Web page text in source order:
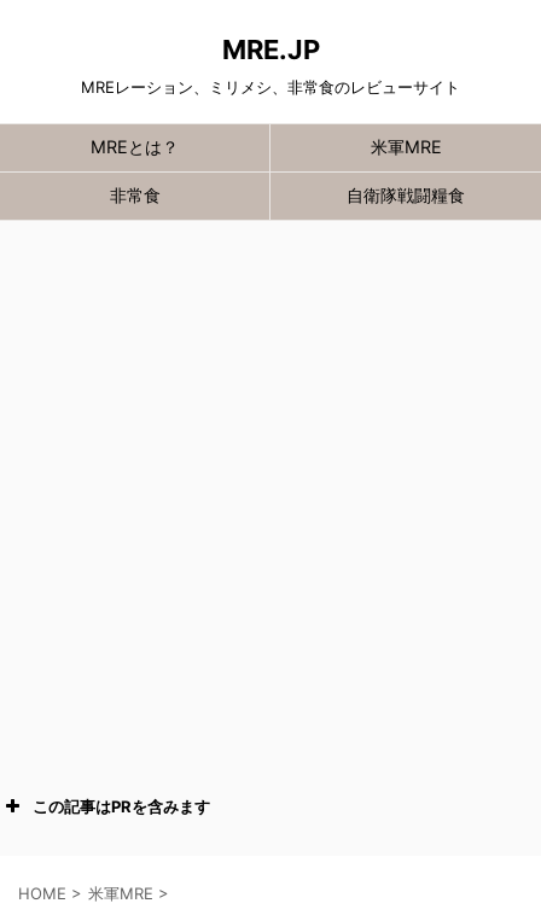
MRE.JP
MREレーション、ミリメシ、非常食のレビューサイト
MREとは？ 米軍MRE
非常食 自衛隊戦闘糧食
この記事はPRを含みます
HOME > 米軍MRE >